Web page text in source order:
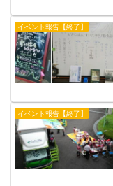
イベント報告【終了】
イベント報告【終了】